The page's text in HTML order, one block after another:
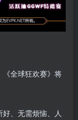
《全球狂欢赛》将
、无需烦恼、人